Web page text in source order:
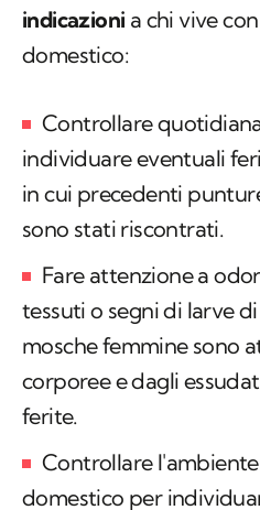
indicazioni a chi vive
domestico:
Controllare
individuare eventuali
in cui precedenti
sono stati riscontrati.
Fare attenzione a
tessuti o segni di larve
mosche femmine sono
corporee e dagli
ferite.
Controllare
domestico per